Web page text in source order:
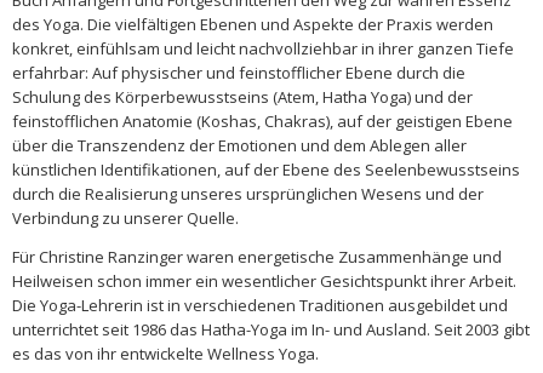
des Yoga. Die vielfältigen Ebenen und Aspekte der Praxis werden
konkret, einfühlsam und leicht nachvollziehbar in ihrer ganzen Tiefe
erfahrbar: Auf physischer und feinstofflicher Ebene durch die
Schulung des Körperbewusstseins (Atem, Hatha Yoga) und der
feinstofflichen Anatomie (Koshas, Chakras), auf der geistigen Ebene
über die Transzendenz der Emotionen und dem Ablegen aller
künstlichen Identifikationen, auf der Ebene des Seelenbewusstseins
durch die Realisierung unseres ursprünglichen Wesens und der
Verbindung zu unserer Quelle.
Für Christine Ranzinger waren energetische Zusammenhänge und
Heilweisen schon immer ein wesentlicher Gesichtspunkt ihrer Arbeit.
Die Yoga-Lehrerin ist in verschiedenen Traditionen ausgebildet und
unterrichtet seit 1986 das Hatha-Yoga im In- und Ausland. Seit 2003 gibt
es das von ihr entwickelte Wellness Yoga.